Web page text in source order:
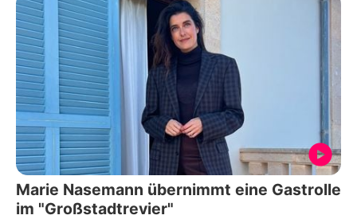
Marie Nasemann übernimmt eine Gastrolle
im "Großstadtrevier"